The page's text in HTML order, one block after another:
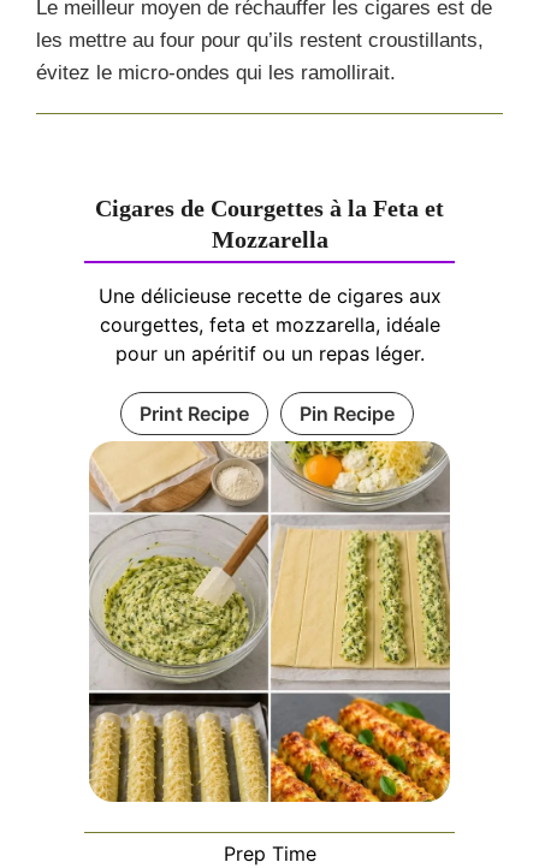
Le meilleur moyen de réchauffer les cigares est de
les mettre au four pour qu’ils restent croustillants,
évitez le micro-ondes qui les ramollirait.
Cigares de Courgettes à la Feta et
Mozzarella
Une délicieuse recette de cigares aux
courgettes, feta et mozzarella, idéale
pour un apéritif ou un repas léger.
Print Recipe Pin Recipe
Prep Time